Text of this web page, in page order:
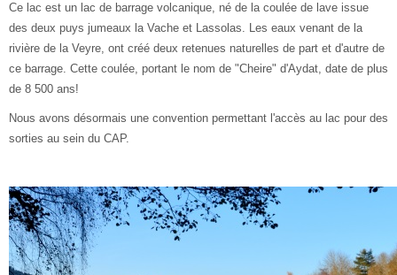
Ce lac est un lac de barrage volcanique, né de la coulée de lave issue
des deux puys jumeaux la Vache et Lassolas. Les eaux venant de la
rivière de la Veyre, ont créé deux retenues naturelles de part et d'autre de
ce barrage. Cette coulée, portant le nom de "Cheire" d'Aydat, date de plus
de 8 500 ans!
Nous avons désormais une convention permettant l'accès au lac pour des
sorties au sein du CAP.